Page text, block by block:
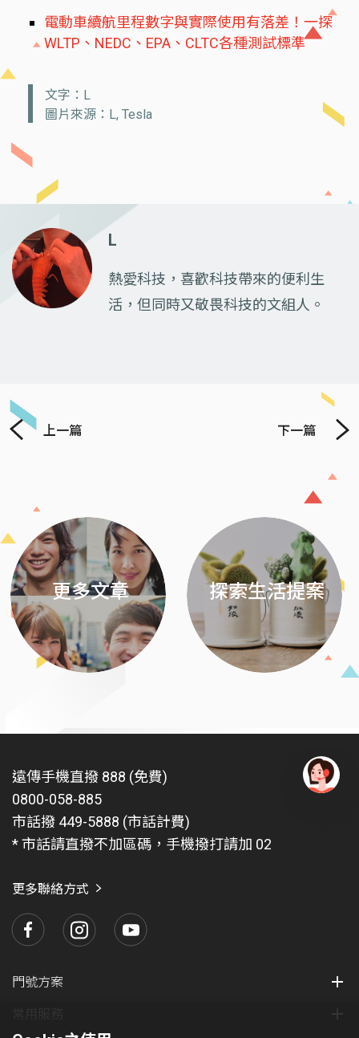
電動車續航里程數字與實際使用有落差！一探
WLTP、NEDC、EPA、CLTC各種測試標準
文字：L
圖片來源：L, Tesla
L
熱愛科技，喜歡科技帶來的便利生
活，但同時又敬畏科技的文組人。
上一篇 下一篇
更多文章 探索生活提案
Next
遠傳手機直撥 888 (免費)
0800-058-885
市話撥 449-5888 (市話計費)
* 市話請直撥不加區碼，手機撥打請加 02
更多聯絡方式
門號方案